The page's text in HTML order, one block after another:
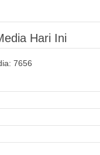
Hari Ini
7656